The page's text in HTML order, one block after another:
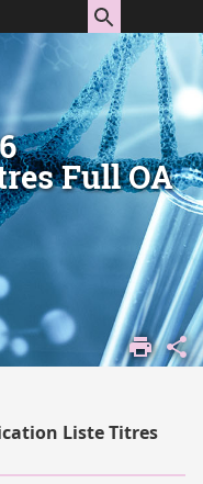
Full OA
Liste Titres